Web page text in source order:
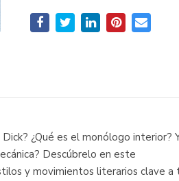
¿Qué es el monólogo interior?
Descúbrelo en este
y movimientos literarios clave a